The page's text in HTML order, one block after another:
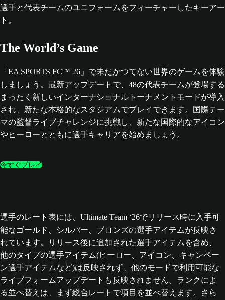
The World’s Game
「EA SPORTS FC™ 26」で未だかつてない世界のゲームを体験
しましょう。最新アップデートで、48の代表チームが登場する
まったく新しいインターナショナルトーナメントモードが導入
され、新たな本格的なスタジアムでプレイできます。国際テー
マの監督ライブチャレンジに挑戦し、新たな国際的なアイコン
やヒーローとともに選手キャリアを始めましょう。
今すぐプレイ
選手のレート表には、Ultimate Team ‘26でリリース時に入手可
能なゴールド、シルバー、ブロンズの選手アイテムが反映さ
れています。リリース後に追加された選手アイテムを含め、
他のタイプの選手アイテム(ヒーロー、アイコン、キャンペー
ン選手アイテムなど)は反映されず、他のモードで利用可能な
ライブフォームアップデートも反映されません。ランクによ
る並べ替えは、まず総合レートで項目を並べ替えます。さら